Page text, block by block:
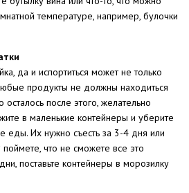
температуре, например, булочки
да и испортиться может не только
продукты не должны находиться
после этого, желательно
в маленькие контейнеры и уберите
еды. Их нужно съесть за 3-4 дня или
поймете, что не сможете все это
поставьте контейнеры в морозилку